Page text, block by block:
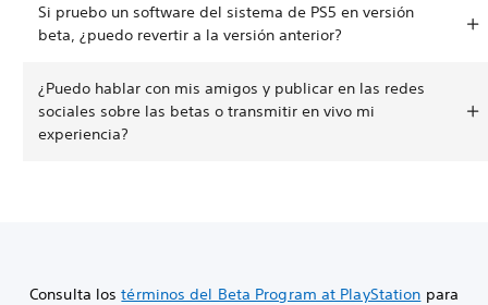
Si pruebo un software del sistema de PS5 en versión
beta, ¿puedo revertir a la versión anterior?
¿Puedo hablar con mis amigos y publicar en las redes
sociales sobre las betas o transmitir en vivo mi
experiencia?
Consulta lostérminos del Beta Program at PlayStation para